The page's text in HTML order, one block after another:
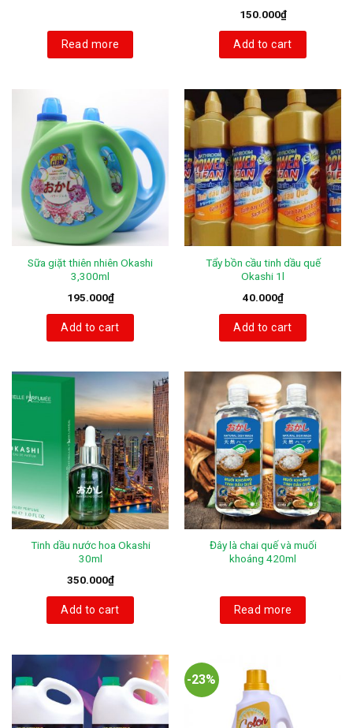
Read more
150.000₫
Add to cart
Sữa giặt thiên nhiên Okashi
3,300ml
195.000₫
Add to cart
Tẩy bồn cầu tinh dầu quế
Okashi 1l
40.000₫
Add to cart
Tinh dầu nước hoa Okashi
30ml
350.000₫
Add to cart
Đây là chai quế và muối
khoáng 420ml
Read more
-23%